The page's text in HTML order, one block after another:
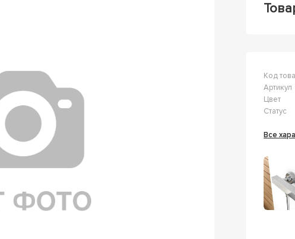
Код
Артикул
Цвет
Статус
Все